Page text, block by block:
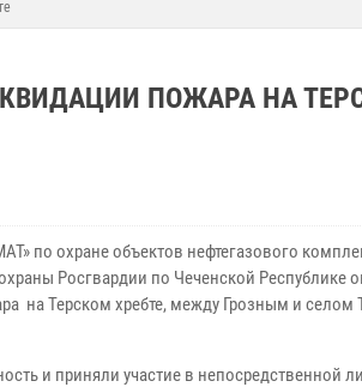
ПОЖАРА НА
по охране объектов нефтегазового
Росгвардии по Чеченской Республике
на Терском хребте, между Грозным и селом
и приняли участие в непосредственной